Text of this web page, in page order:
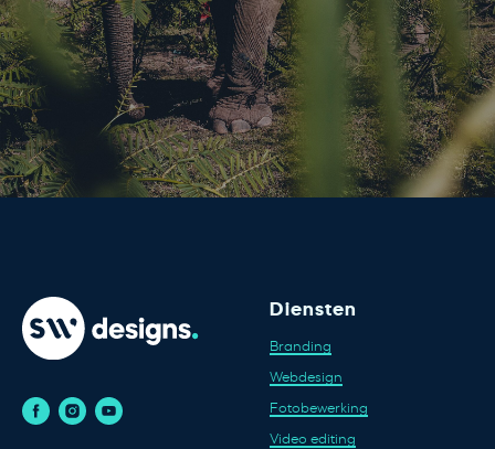
Diensten
Branding
Webdesign
Fotobewerking
Video editing